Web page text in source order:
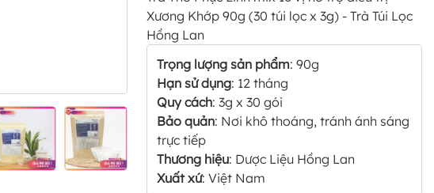
Xương Khớp 90g (30 túi lọc x 3g) - Trà Túi Lọc
Hồng Lan
Trọng lượng sản phẩm: 90g
Hạn sử dụng: 12 tháng
Quy cách: 3g x 30 gói
Bảo quản: Nơi khô thoáng, tránh ánh sáng
trực tiếp
Thương hiệu: Dược Liệu Hồng Lan
Xuất xứ: Việt Nam